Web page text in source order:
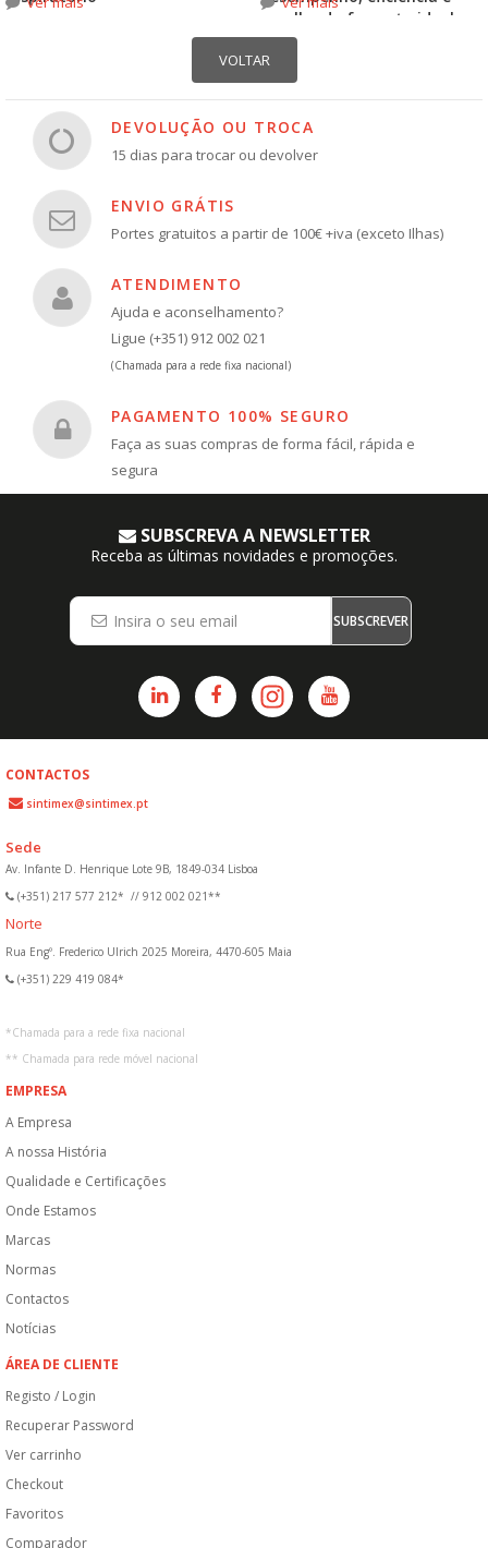
escolha do formato ideal
DEVOLUÇÃO OU TROCA
15 dias para trocar ou devolver
ENVIO GRÁTIS
Portes gratuitos a partir de 100€ +iva (exceto Ilhas)
ATENDIMENTO
Ajuda e aconselhamento?
Ligue (+351) 912 002 021
(Chamada para a rede fixa nacional)
PAGAMENTO 100% SEGURO
Faça as suas compras de forma fácil, rápida e
segura
SUBSCREVA A NEWSLETTER
Receba as últimas novidades e promoções.
SUBSCREVER
CONTACTOS
sintimex@sintimex.pt
Sede
Av. Infante D. Henrique Lote 9B, 1849-034 Lisboa
(+351) 217 577 212* // 912 002 021**
Norte
Rua Engº. Frederico Ulrich 2025 Moreira, 4470-605 Maia
(+351) 229 419 084*
*Chamada para a rede fixa nacional
** Chamada para rede móvel nacional
EMPRESA
A Empresa
A nossa História
Qualidade e Certificações
Onde Estamos
Marcas
Normas
Contactos
Notícias
ÁREA DE CLIENTE
Registo / Login
Recuperar Password
Ver carrinho
Checkout
Favoritos
Comparador